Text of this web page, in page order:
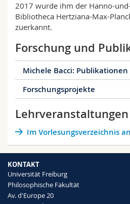
2017 wurde ihm der Hanno-
Bibliotheca Hertziana-Max-
zuerkannt.
Forschung und
Michele Bacci: Publikationen
Buch Sammelband
Artikel Konferenz
Sonstiges
I volti di Cristo. Immagini
Forschungsprojekte
The Milk Grotto. Historical,
and Anthropological
Status: Abgeschlossen
Beginn
Ende
Holy Networks: Locating,
Experiencing Palestinian
Lehrveranstaltungen
Im Vorlesungsverzeichnis
KONTAKT
Universität Freiburg
Philosophische Fakultät
Av. d'Europe 20